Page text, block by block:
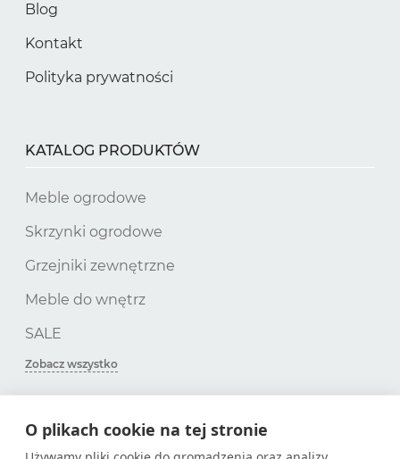
O plikach cookie na tej stronie
Blog
Kontakt
Polityka prywatności
KATALOG PRODUKTÓW
Meble ogrodowe
Skrzynki ogrodowe
Grzejniki zewnętrzne
Meble do wnętrz
SALE
Zobacz wszystko
SUBSKRYPCJA